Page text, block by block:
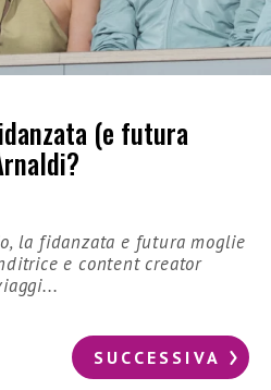
(e futura
la fidanzata e futura moglie
e content creator
SUCCESSIVA